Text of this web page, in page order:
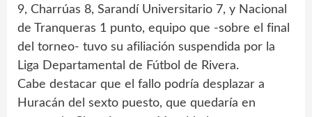
9, Charrúas 8, Sarandí Universitario 7, y Nacional
de Tranqueras 1 punto, equipo que -sobre el final
del torneo- tuvo su afiliación suspendida por la
Liga Departamental de Fútbol de Rivera.
Cabe destacar que el fallo podría desplazar a
Huracán del sexto puesto, que quedaría en